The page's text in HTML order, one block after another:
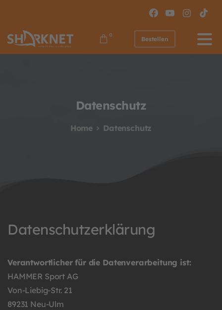
0
Bestellen
Datenschutz
Home Datenschutz
Datenschutzerklärung
Verantwortlicher für die Datenverarbeitung ist:
HAMMER Sport AG
Von-Liebig-Str. 21
89231 Neu-Ulm